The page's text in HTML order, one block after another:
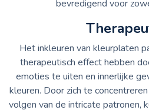
bevredigend voor
Het inkleuren van kleurplaten
therapeutisch effect hebben
emoties te uiten en innerlijke
kleuren. Door zich te
volgen van de intricate patronen,